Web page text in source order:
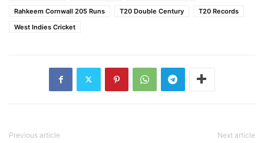
Rahkeem Cornwall 205 Runs
T20 Double Century
T20 Records
West Indies Cricket
Previous article Next article